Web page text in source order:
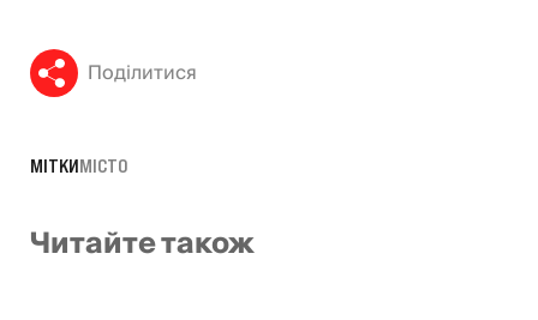
Поділитися
МІТКИМІСТО
Читайте також